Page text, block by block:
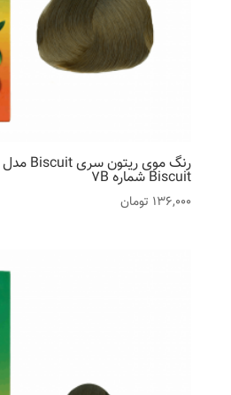
Biscuit شماره 7B
136,000 تومان